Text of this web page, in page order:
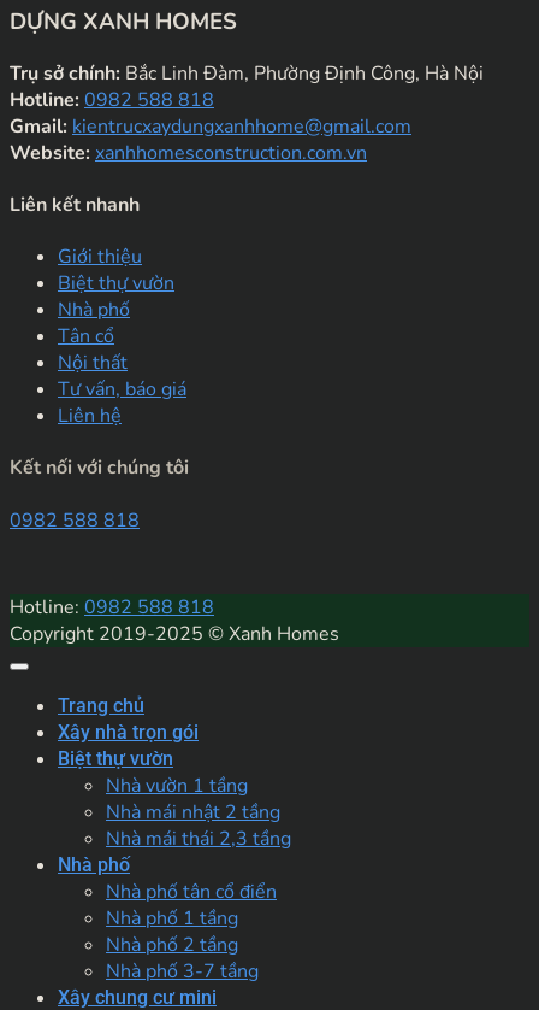
DỰNG XANH HOMES
Trụ sở chính: Bắc Linh Đàm, Phường Định Công, Hà Nội
Hotline:0982 588 818
Gmail: kientrucxaydungxanhhome@gmail.com
Website:xanhhomesconstruction.com.vn
Liên kết nhanh
Giới thiệu
Biệt thự vườn
Nhà phố
Tân cổ
Nội thất
Tư vấn, báo giá
Liên hệ
Kết nối với chúng tôi
0982 588 818
Hotline: 0982 588 818
Copyright 2019-2025 © Xanh Homes
Trang chủ
Xây nhà trọn gói
Biệt thự vườn
Nhà vườn 1 tầng
Nhà mái nhật 2 tầng
Nhà mái thái 2,3 tầng
Nhà phố
Nhà phố tân cổ điển
Nhà phố 1 tầng
Nhà phố 2 tầng
Nhà phố 3-7 tầng
Xây chung cư mini